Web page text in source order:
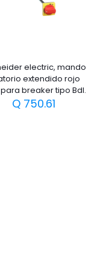
electric, mando
extendido rojo
breaker tipo Bdl.
Q 750.61